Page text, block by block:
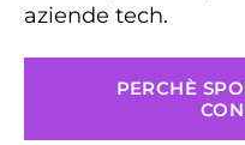
aziende tech.
PERCHÈ